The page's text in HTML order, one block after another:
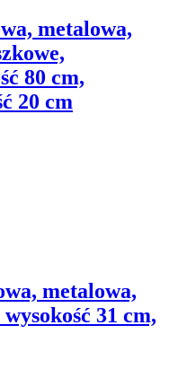
metalowa,
80 cm,
20 cm
metalowa,
31 cm,